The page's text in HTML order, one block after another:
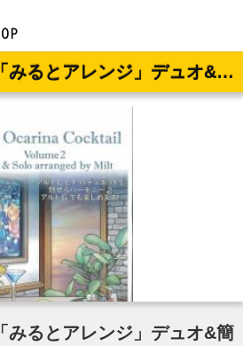
(響出版)お洒落な「みるとアレンジ」デュオ&簡単ソロ楽譜集2 (オカリナカクテルVol.2より)
みるとアレンジ」デュオ&簡